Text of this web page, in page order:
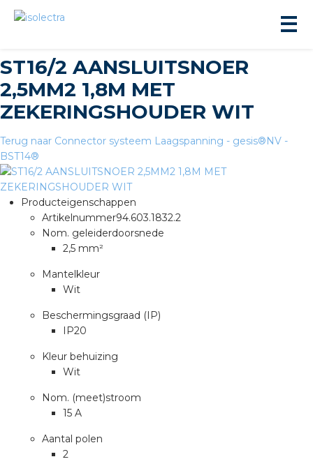
ST16/2 AANSLUITSNOER
2,5MM2 1,8M MET
ZEKERINGSHOUDER WIT
Terug naar Connector systeem Laagspanning - gesis®NV -
BST14®
Producteigenschappen
Artikelnummer94.603.1832.2
Nom. geleiderdoorsnede
2,5 mm²
Mantelkleur
Wit
Beschermingsgraad (IP)
IP20
Kleur behuizing
Wit
Nom. (meet)stroom
15 A
Aantal polen
2
installeren